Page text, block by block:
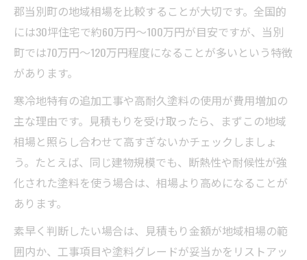
郡当別町の地域相場を比較することが大切です。全国的
には30坪住宅で約60万円〜100万円が目安ですが、当別
町では70万円〜120万円程度になることが多いという特徴
があります。
寒冷地特有の追加工事や高耐久塗料の使用が費用増加の
主な理由です。見積もりを受け取ったら、まずこの地域
相場と照らし合わせて高すぎないかチェックしましょ
う。たとえば、同じ建物規模でも、断熱性や耐候性が強
化された塗料を使う場合は、相場より高めになることが
あります。
素早く判断したい場合は、見積もり金額が地域相場の範
囲内か、工事項目や塗料グレードが妥当かをリストアッ